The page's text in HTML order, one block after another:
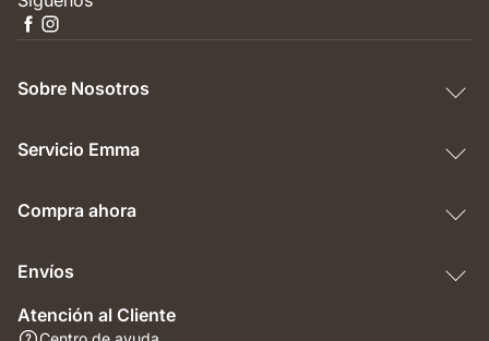
Sobre Nosotros
Servicio Emma
Compra ahora
Envíos
Atención al Cliente